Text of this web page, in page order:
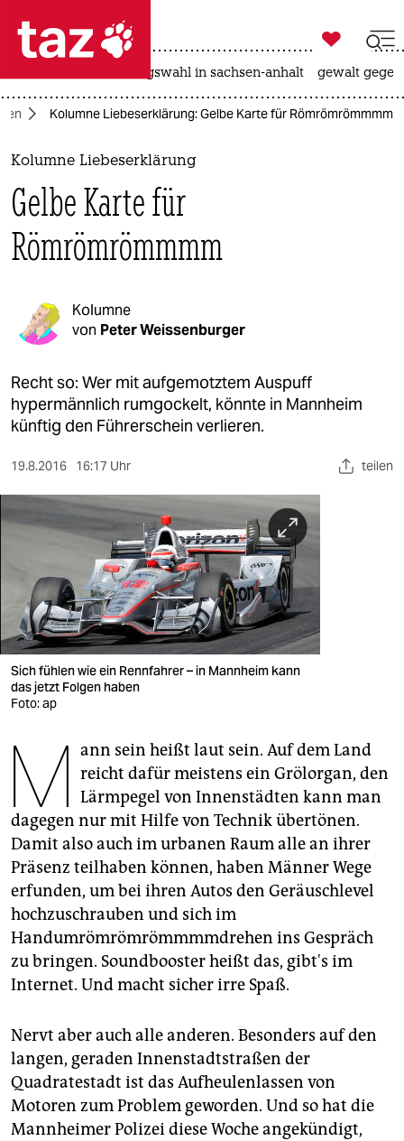
 taz zahl ich
taz zahl ich
themen
politik
öko
kultur
berlin
verlag
veranstaltungen
shop
fragen & hilfe
unterstützen
abo
genossenschaft
epaper login

taz zahl ich
landtagswahl in sachsen-anhalt gewalt
Kolumne Liebeserklärung: Gelbe Karte für Römrömrömmmm
Kolumne Liebeserklärung
Gelbe Karte für
Römrömrömmmm
Kolumne
von Peter Weissenburger
Recht so: Wer mit aufgemotztem Auspuff
hypermännlich rumgockelt, könnte in Mannheim
künftig den Führerschein verlieren.
19.8.2016 16:17 Uhr teilen
Sich fühlen wie ein Rennfahrer – in Mannheim kann
das jetzt Folgen haben
Foto: ap
M ann sein heißt laut sein. Auf dem Land
reicht dafür meistens ein Grölorgan, den
Lärm­pegel von Innenstädten kann man
dagegen nur mit Hilfe von Technik übertönen.
Damit also auch im urbanen Raum alle an ihrer
Präsenz teilhaben können, haben Männer Wege
erfunden, um bei ihren Autos den Geräuschlevel
hochzuschrauben und sich im
Handumrömrömrömmmmdrehen ins Gespräch
zu bringen. Soundbooster heißt das, gibt's im
Internet. Und macht sicher irre Spaß.
Nervt aber auch alle anderen. Besonders auf den
langen, geraden Innenstadtstraßen der
Quadratestadt ist das Aufheulenlassen von
Motoren zum Problem geworden. Und so hat die
Mannheimer Polizei diese Woche angekündigt,